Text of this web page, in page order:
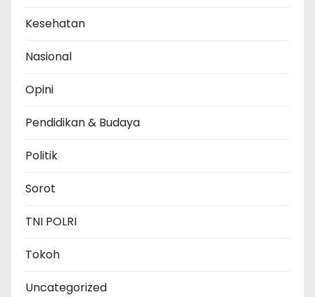
Kesehatan
Nasional
Opini
Pendidikan & Budaya
Politik
Sorot
TNI POLRI
Tokoh
Uncategorized